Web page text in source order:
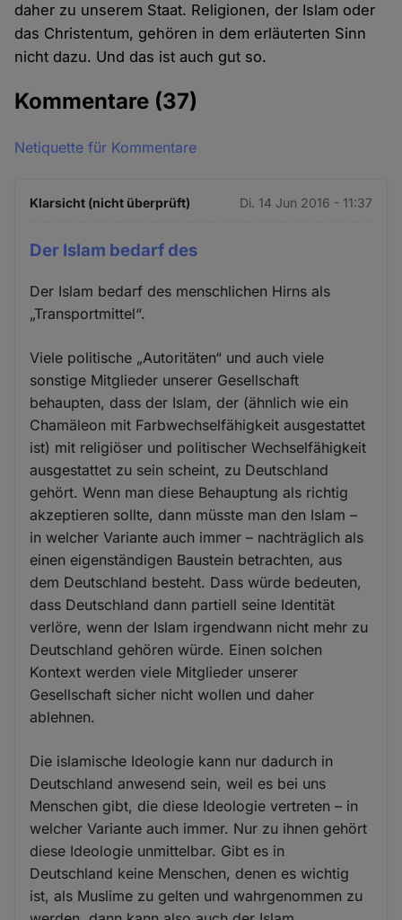
daher zu unserem Staat. Religionen, der Islam oder
das Christentum, gehören in dem erläuterten Sinn
nicht dazu. Und das ist auch gut so.
Kommentare (37)
Netiquette für Kommentare
Klarsicht (nicht überprüft) Di. 14 Jun 2016 - 11:37
Der Islam bedarf des
Der Islam bedarf des menschlichen Hirns als
„Transportmittel“.
Viele politische „Autoritäten“ und auch viele
sonstige Mitglieder unserer Gesellschaft
behaupten, dass der Islam, der (ähnlich wie ein
Chamäleon mit Farbwechselfähigkeit ausgestattet
ist) mit religiöser und politischer Wechselfähigkeit
ausgestattet zu sein scheint, zu Deutschland
gehört. Wenn man diese Behauptung als richtig
akzeptieren sollte, dann müsste man den Islam –
in welcher Variante auch immer – nachträglich als
einen eigenständigen Baustein betrachten, aus
dem Deutschland besteht. Dass würde bedeuten,
dass Deutschland dann partiell seine Identität
verlöre, wenn der Islam irgendwann nicht mehr zu
Deutschland gehören würde. Einen solchen
Kontext werden viele Mitglieder unserer
Gesellschaft sicher nicht wollen und daher
ablehnen.
Die islamische Ideologie kann nur dadurch in
Deutschland anwesend sein, weil es bei uns
Menschen gibt, die diese Ideologie vertreten – in
welcher Variante auch immer. Nur zu ihnen gehört
diese Ideologie unmittelbar. Gibt es in
Deutschland keine Menschen, denen es wichtig
ist, als Muslime zu gelten und wahrgenommen zu